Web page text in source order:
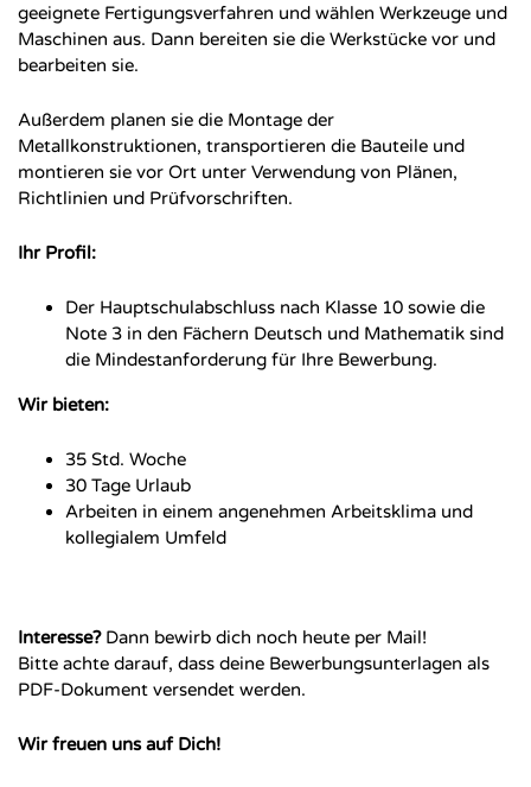
geeignete Fertigungsverfahren und wählen Werkzeuge und
Maschinen aus. Dann bereiten sie die Werkstücke vor und
bearbeiten sie.
Außerdem planen sie die Montage der
Metallkonstruktionen, transportieren die Bauteile und
montieren sie vor Ort unter Verwendung von Plänen,
Richtlinien und Prüfvorschriften.
Ihr Profil:
Der Hauptschulabschluss nach Klasse 10 sowie die
Note 3 in den Fächern Deutsch und Mathematik sind
die Mindestanforderung für Ihre Bewerbung.
Wir bieten:
35 Std. Woche
30 Tage Urlaub
Arbeiten in einem angenehmen Arbeitsklima und
kollegialem Umfeld
Interesse?Dann bewirb dich noch heute per Mail!
Bitte achte darauf, dass deine Bewerbungsunterlagen als
PDF-Dokument versendet werden.
Wir freuen uns auf Dich!